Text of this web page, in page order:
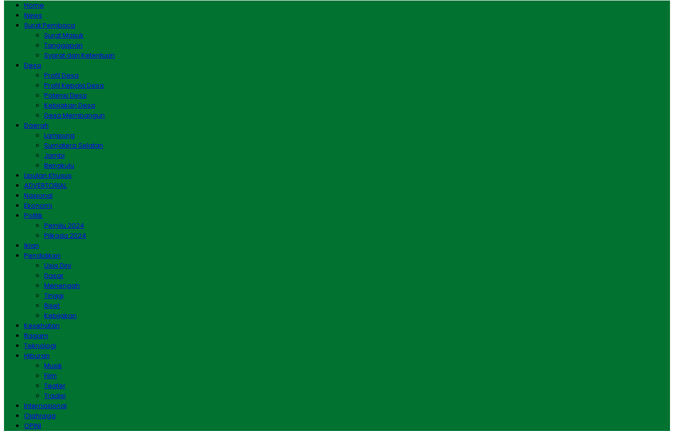
Home
News
Surat Pembaca
Surat Masuk
Tanggapan
Syarat dan Ketentuan
Desa
Profil Desa
Profil Kepala Desa
Potensi Desa
Kebijakan Desa
Desa Membangun
Daerah
Lampung
Sumatera Selatan
Jambi
Bengkulu
Liputan Khusus
ADVERTORIAL
Nasional
Ekonomi
Politik
Pemilu 2024
Pilkada 2024
Iklan
Pendidikan
Usia Dini
Dasar
Menengah
Tinggi
Riset
Kebijakan
Kesehatan
Ragam
Teknologi
Hiburan
Musik
Film
Teater
Tradisi
Internasional
Olahraga
OPINI